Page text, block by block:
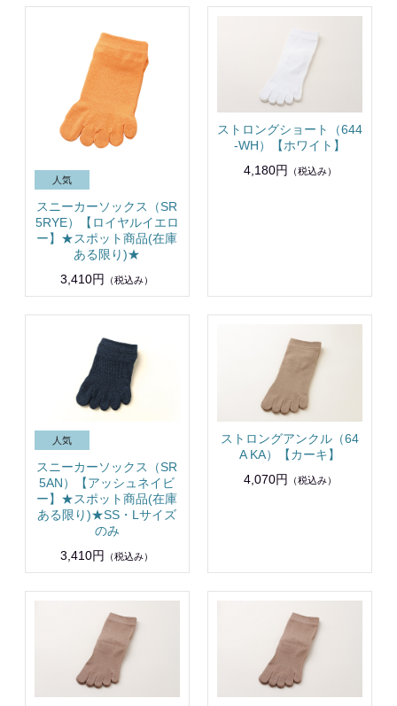
スニーカーソックス（SR
5RYE）【ロイヤルイエロ
ー】★スポット商品(在庫
ある限り)★
3,410円
（税込み）
ストロングショート（644
-WH）【ホワイト】
4,180円
（税込み）
スニーカーソックス（SR
5AN）【アッシュネイビ
ー】★スポット商品(在庫
ある限り)★SS・Lサイズ
のみ
3,410円
（税込み）
ストロングアンクル（64
A KA）【カーキ】
4,070円
（税込み）